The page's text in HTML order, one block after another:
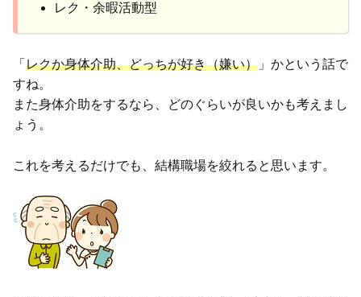
レク・余暇活動型
「 レクか身体介助、どっちが好き（嫌い） 」かという話で
すね。
また身体介助をするなら、どのぐらいが良いかも考えまし
ょう。
これを考えるだけでも、結構職場を絞れると思います。